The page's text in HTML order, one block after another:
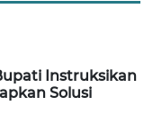
Instruksikan
Solusi